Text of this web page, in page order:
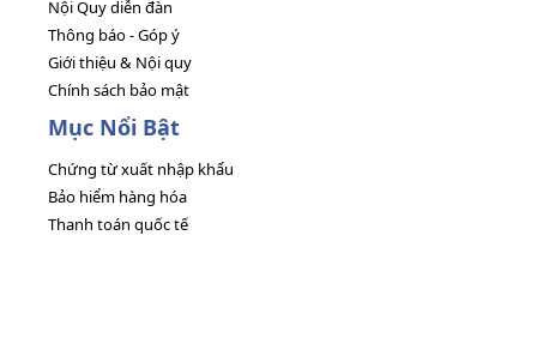
Nội Quy diễn đàn
Thông báo - Góp ý
Giới thiệu & Nội quy
Chính sách bảo mật
Mục Nổi Bật
Chứng từ xuất nhập khẩu
Bảo hiểm hàng hóa
Thanh toán quốc tế